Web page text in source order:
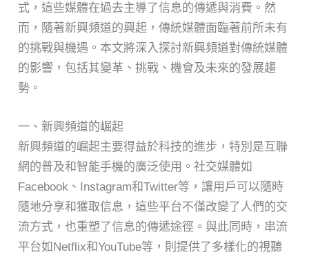
式，這些媒體在過去主導了信息的傳遞與消費。然
而，隨著新興頻道的興起，傳統媒體面臨著前所未有
的挑戰與機遇。本文將深入探討新興頻道對傳統媒體
的影響，包括其變革、挑戰、機會及未來的發展趨
勢。
一、新興頻道的崛起
新興頻道的崛起主要得益於科技的進步，特別是互聯
網的普及和智能手機的廣泛使用。社交媒體如
Facebook、Instagram和Twitter等，讓用戶可以隨時
隨地分享和獲取信息，這些平台不僅改變了人們的交
流方式，也重塑了信息的傳遞途徑。與此同時，串流
平台如Netflix和YouTube等，則提供了多樣化的視聽